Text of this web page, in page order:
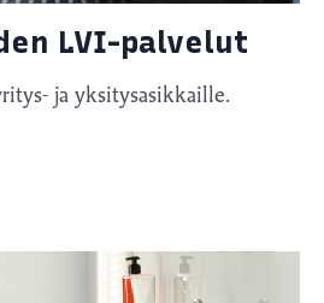
LVI-palvelut
ja yksitysasikkaille.